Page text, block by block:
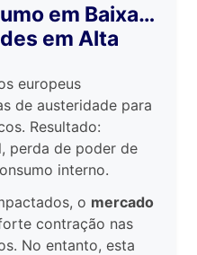
em Baixa…
em Alta
europeus
de austeridade para
Resultado:
perda de poder de
interno.
o mercado
contração nas
No entanto, esta